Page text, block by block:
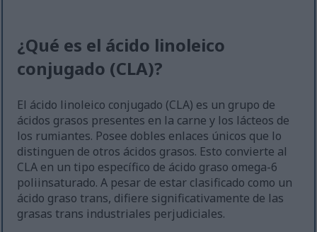
¿Qué es el ácido linoleico
conjugado (CLA)?
El ácido linoleico conjugado (CLA) es un grupo de
ácidos grasos presentes en la carne y los lácteos de
los rumiantes. Posee dobles enlaces únicos que lo
distinguen de otros ácidos grasos. Esto convierte al
CLA en un tipo específico de ácido graso omega-6
poliinsaturado. A pesar de estar clasificado como un
ácido graso trans, difiere significativamente de las
grasas trans industriales perjudiciales.